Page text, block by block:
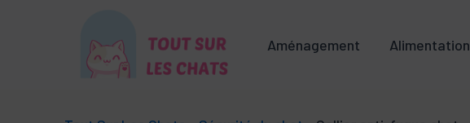
Aménagement Alimentation